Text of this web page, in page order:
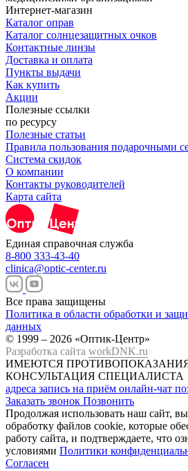
Интернет-магазин
Каталог оправ
Каталог солнцезащитных очков
Контактные линзы
Доставка и оплата
Пункты выдачи
Как купить
Акции
Полезные ссылки
по ресурсу
Полезные статьи
Правила пользования подарочными
Система скидок
О компании
Контакты руководителей
Карта сайта
Единая справочная служба
8-800 333-43-40
clinica@optic-center.ru
Все права защищены
Политика в области обработки и
данных
© 1999 – 2026 «Оптик-Центр»
Разработка сайта workDNK.ru
ИМЕЮТСЯ
КОНСУЛЬТАЦИЯ СПЕЦИАЛИСТА
адреса запись на приём онлайн-чат
Заказать звонок Позвонить
Продолжая использовать наш сайт, вы
обработку файлов cookie, которые
работу сайта, и подтверждаете, что
условиями Политики
Согласен